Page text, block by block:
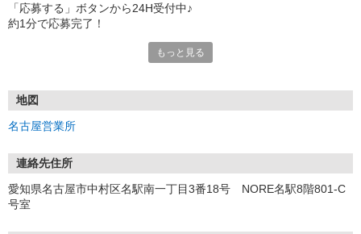
「応募する」ボタンから24H受付中♪
約1分で応募完了！
①応募から3営業日を目安に、メールorお電話でご連絡します。
★スマホでWEB面接（LINEなど）・出張面接・事務所面接と選べま
す
③面接実施（履歴書不要）
④勤務開始（スタート日は応相談）
もっと見る
地図
名古屋営業所
連絡先住所
愛知県名古屋市中村区名駅南一丁目3番18号 NORE名駅8階801-C
号室